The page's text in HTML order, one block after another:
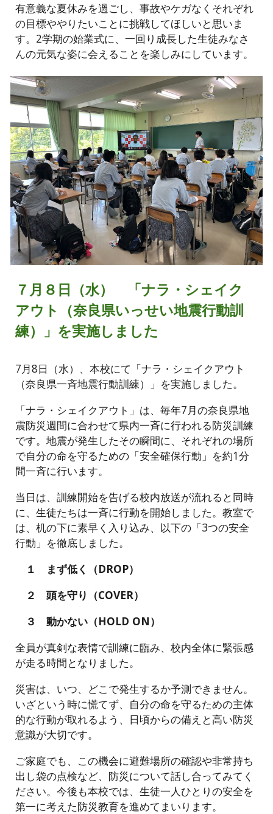
有意義な夏休みを過ごし、事故やケガなくそれぞれ
の目標ややりたいことに挑戦してほしいと思いま
す。2学期の始業式に、一回り成長した生徒みなさ
んの元気な姿に会えることを楽しみにしています。
７月８日（水） 「ナラ・シェイク
アウト（奈良県いっせい地震行動訓
練）」を実施しました
7月8日（水）、本校にて「ナラ・シェイクアウト
（奈良県一斉地震行動訓練）」を実施しました。
「ナラ・シェイクアウト」は、毎年7月の奈良県地
震防災週間に合わせて県内一斉に行われる防災訓練
です。地震が発生したその瞬間に、それぞれの場所
で自分の命を守るための「安全確保行動」を約1分
間一斉に行います。
当日は、訓練開始を告げる校内放送が流れると同時
に、生徒たちは一斉に行動を開始しました。教室で
は、机の下に素早く入り込み、以下の「3つの安全
行動」を徹底しました。
１ まず低く（DROP）
２ 頭を守り（COVER）
３ 動かない（HOLD ON）
全員が真剣な表情で訓練に臨み、校内全体に緊張感
が走る時間となりました。
災害は、いつ、どこで発生するか予測できません。
いざという時に慌てず、自分の命を守るための主体
的な行動が取れるよう、日頃からの備えと高い防災
意識が大切です。
ご家庭でも、この機会に避難場所の確認や非常持ち
出し袋の点検など、防災について話し合ってみてく
ださい。今後も本校では、生徒一人ひとりの安全を
第一に考えた防災教育を進めてまいります。